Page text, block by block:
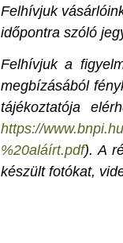
Felhívjuk
időpontra szóló
Felhívjuk a
megbízásából
tájékoztatója
https://
%20aláírt.pdf). A
készült fotókat,